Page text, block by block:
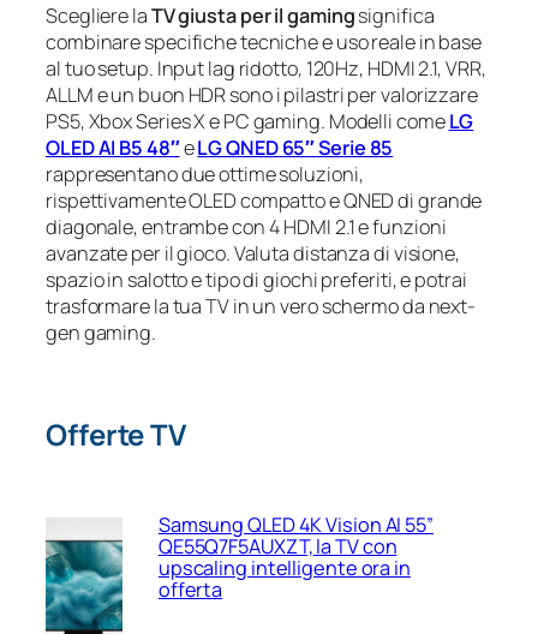
Scegliere laTV giusta per il gamingsignifica
combinare specifiche tecniche e uso reale in base
al tuo setup. Input lag ridotto, 120Hz, HDMI 2.1, VRR,
ALLM e un buon HDR sono i pilastri per valorizzare
PS5, Xbox Series X e PC gaming. Modelli comeLG
OLED AI B5 48″eLG QNED 65″ Serie 85
rappresentano due ottime soluzioni,
rispettivamente OLED compatto e QNED di grande
diagonale, entrambe con 4 HDMI 2.1 e funzioni
avanzate per il gioco. Valuta distanza di visione,
spazio in salotto e tipo di giochi preferiti, e potrai
trasformare la tua TV in un vero schermo da next-
gen gaming.
Offerte TV
Samsung QLED 4K Vision AI 55”
QE55Q7F5AUXZT, la TV con
upscaling intelligente ora in
offerta